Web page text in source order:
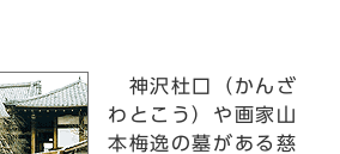
神沢杜口（かんざ
わとこう）や画家山
本梅逸の墓がある慈